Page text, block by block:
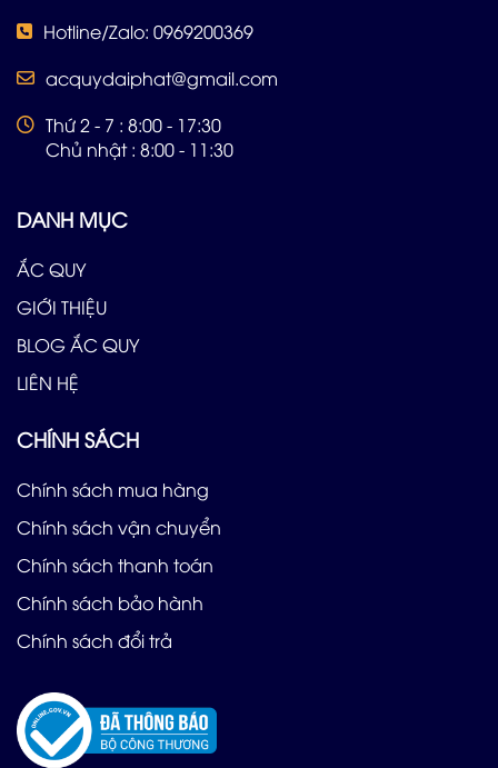
Hotline/Zalo: 0969200369
acquydaiphat@gmail.com
Thứ 2 - 7 : 8:00 - 17:30
Chủ nhật : 8:00 - 11:30
DANH MỤC
ẮC QUY
GIỚI THIỆU
BLOG ẮC QUY
LIÊN HỆ
CHÍNH SÁCH
Chính sách mua hàng
Chính sách vận chuyển
Chính sách thanh toán
Chính sách bảo hành
Chính sách đổi trả